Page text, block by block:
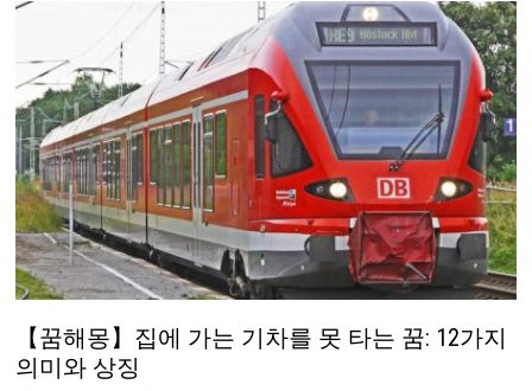
【꿈해몽】집에 가는 기차를 못 타는 꿈: 12가지
의미와 상징